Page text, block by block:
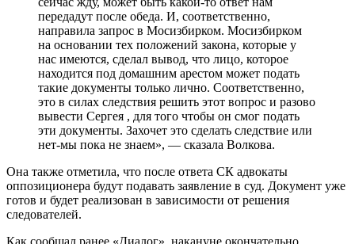
передадут после обеда. И, соответственно,
направила запрос в Мосизбирком. Мосизбирком
на основании тех положений закона, которые у
нас имеются, сделал вывод, что лицо, которое
находится под домашним арестом может подать
такие документы только лично. Соответственно,
это в силах следствия решить этот вопрос и разово
вывести Сергея , для того чтобы он смог подать
эти документы. Захочет это сделать следствие или
нет-мы пока не знаем», — сказала Волкова.
Она также отметила, что после ответа СК адвокаты
оппозиционера будут подавать заявление в суд. Документ уже
готов и будет реализован в зависимости от решения
следователей.
Как сообщал ранее «Диалог», накануне окончательно